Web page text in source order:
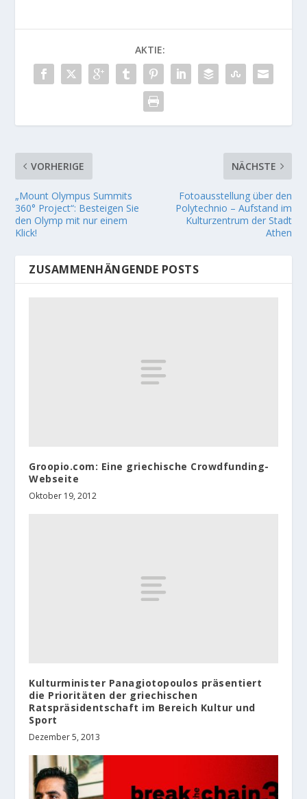
AKTIE:
VORHERIGE
„Mount Olympus Summits
360° Project“: Besteigen Sie
den Olymp mit nur einem
Klick!
NÄCHSTE
Fotoausstellung über den
Polytechnio – Aufstand im
Kulturzentrum der Stadt
Athen
ZUSAMMENHÄNGENDE POSTS
Groopio.com: Eine griechische Crowdfunding-
Webseite
Oktober 19, 2012
Kulturminister Panagiotopoulos präsentiert
die Prioritäten der griechischen
Ratspräsidentschaft im Bereich Kultur und
Sport
Dezember 5, 2013